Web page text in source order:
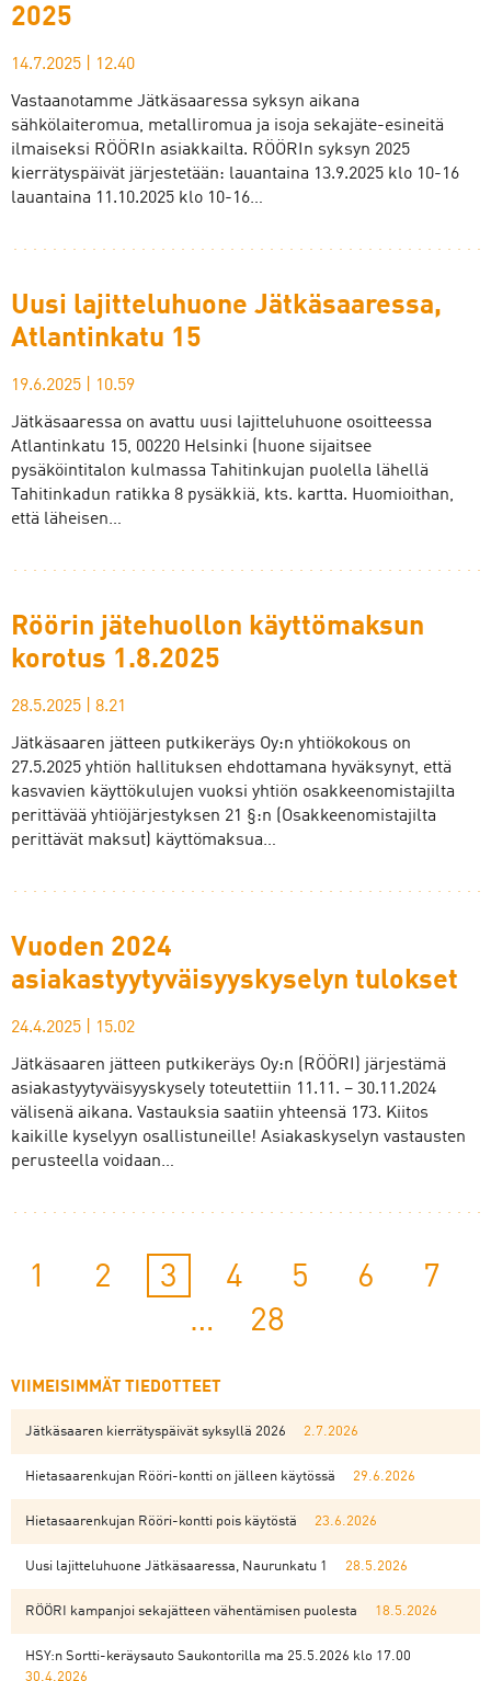
2025
14.7.2025 12.40
Vastaanotamme Jätkäsaaressa syksyn aikana
sähkölaiteromua, metalliromua ja isoja sekajäte-esineitä
ilmaiseksi RÖÖRIn asiakkailta. RÖÖRIn syksyn 2025
kierrätyspäivät järjestetään: lauantaina 13.9.2025 klo 10-16
lauantaina 11.10.2025 klo 10-16…
Uusi lajitteluhuone Jätkäsaaressa,
Atlantinkatu 15
19.6.2025 10.59
Jätkäsaaressa on avattu uusi lajitteluhuone osoitteessa
Atlantinkatu 15, 00220 Helsinki (huone sijaitsee
pysäköintitalon kulmassa Tahitinkujan puolella lähellä
Tahitinkadun ratikka 8 pysäkkiä, kts. kartta. Huomioithan,
että läheisen…
Röörin jätehuollon käyttömaksun
korotus 1.8.2025
28.5.2025 8.21
Jätkäsaaren jätteen putkikeräys Oy:n yhtiökokous on
27.5.2025 yhtiön hallituksen ehdottamana hyväksynyt, että
kasvavien käyttökulujen vuoksi yhtiön osakkeenomistajilta
perittävää yhtiöjärjestyksen 21 §:n (Osakkeenomistajilta
perittävät maksut) käyttömaksua…
Vuoden 2024
asiakastyytyväisyyskyselyn tulokset
24.4.2025 15.02
Jätkäsaaren jätteen putkikeräys Oy:n (RÖÖRI) järjestämä
asiakastyytyväisyyskysely toteutettiin 11.11. – 30.11.2024
välisenä aikana. Vastauksia saatiin yhteensä 173. Kiitos
kaikille kyselyyn osallistuneille! Asiakaskyselyn vastausten
perusteella voidaan…
1 2 3 4 5 6
7
…
28
VIIMEISIMMÄT TIEDOTTEET
Jätkäsaaren kierrätyspäivät syksyllä 2026 2.7.2026
Hietasaarenkujan Rööri-kontti on jälleen käytössä 29.6.2026
Hietasaarenkujan Rööri-kontti pois käytöstä 23.6.2026
Uusi lajitteluhuone Jätkäsaaressa, Naurunkatu 1 28.5.2026
RÖÖRI kampanjoi sekajätteen vähentämisen puolesta 18.5.2026
HSY:n Sortti-keräysauto Saukontorilla ma 25.5.2026 klo 17.00
30.4.2026